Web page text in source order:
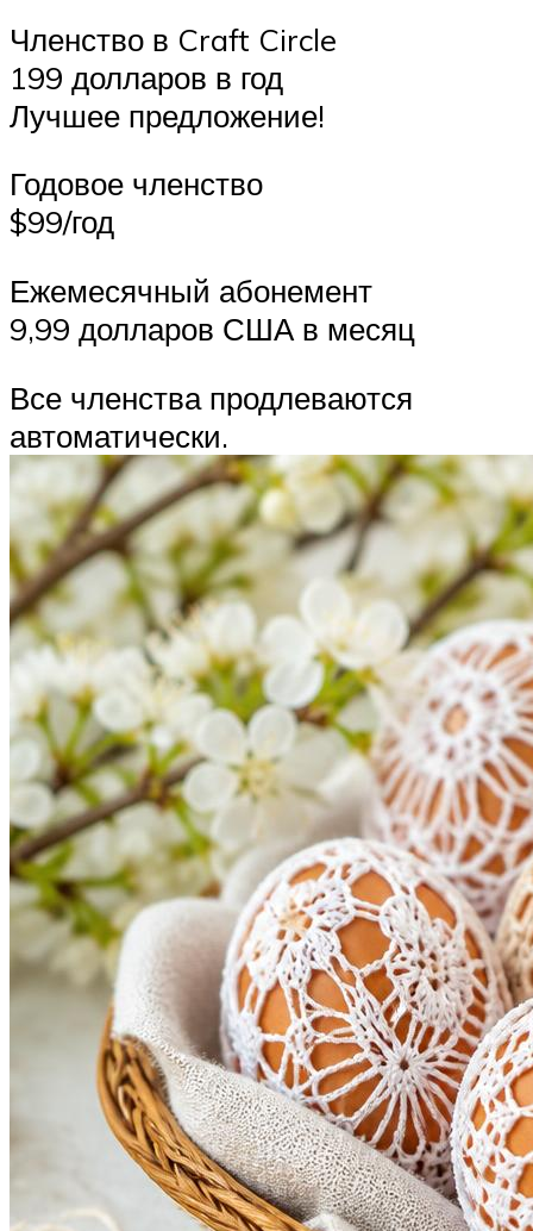
Членство в Craft Circle
199 долларов в год
Лучшее предложение!
Годовое членство
$99/год
Ежемесячный абонемент
9,99 долларов США в месяц
Все членства продлеваются
автоматически.